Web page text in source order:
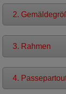
2.
3. Rahmen
4.